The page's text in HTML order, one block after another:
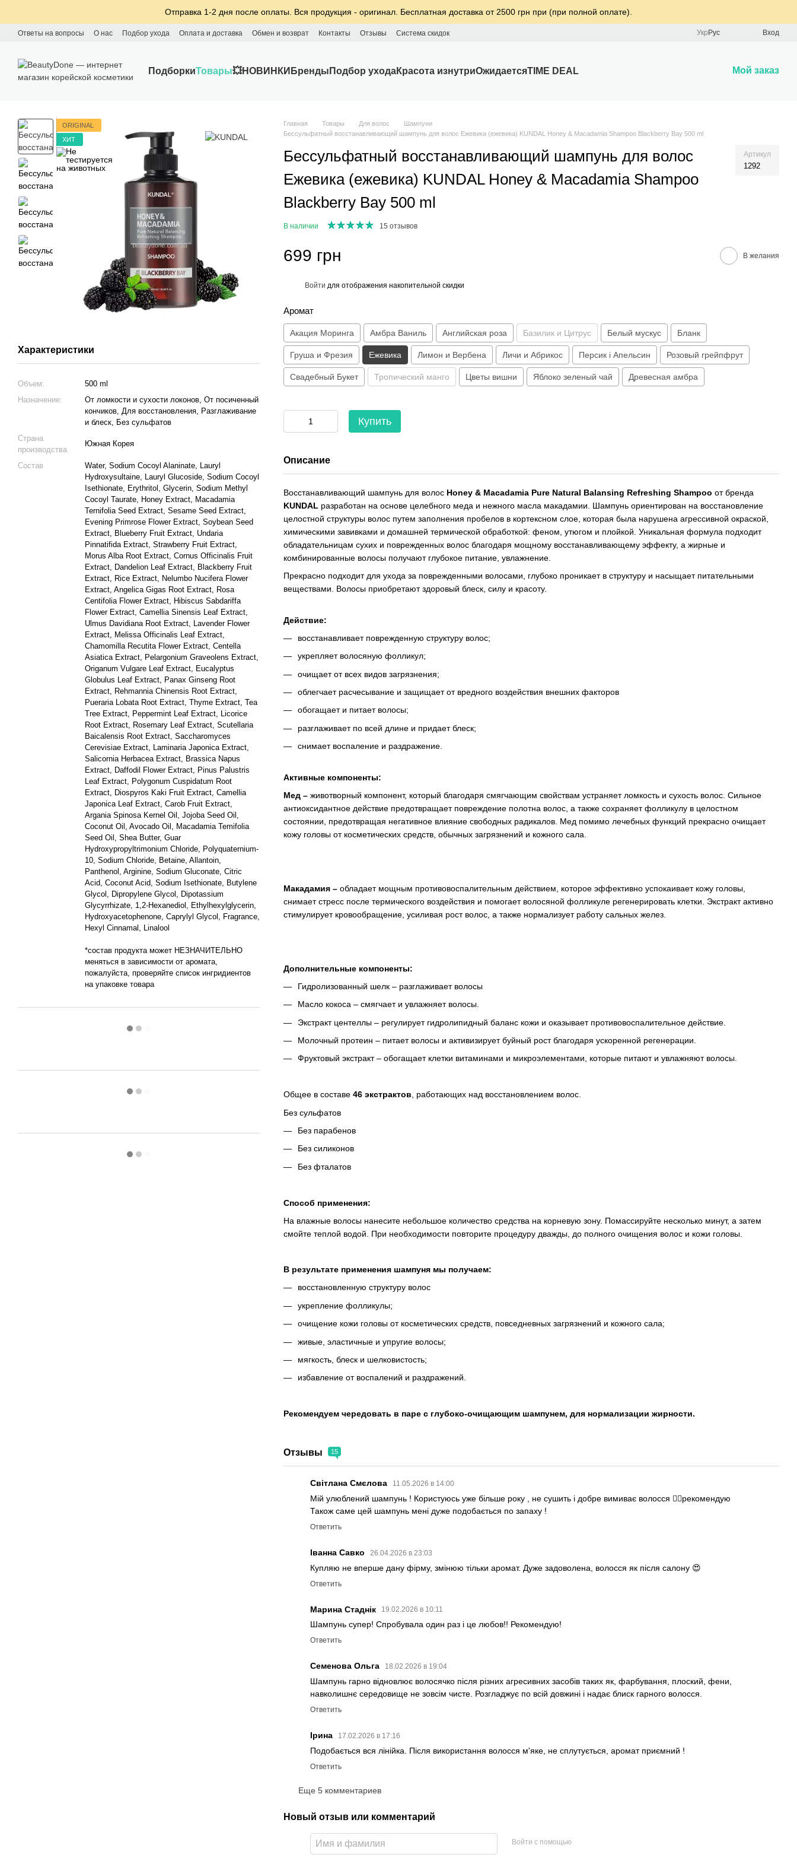
Отправка 1-2 дня после оплаты. Вся продукция - оригинал. Бесплатная доставка от 2500 грн при (при полной оплате).
Ответы на вопросы О нас Подбор ухода Оплата и доставка Обмен и возврат Контакты Отзывы Система скидок Укр Рус Вход
ПодборкиТовары💥НОВИНКИ Бренды Подбор уходаКрасота изнутриОжидаетсяTIME DEAL Мой заказ
ORIGINAL
ХИТ
Характеристики
Объем:
500 ml
Назначение:
От ломкости и сухости локонов, От посиченный
кончиков, Для восстановления, Разглаживание
и блеск, Без сульфатов
Страна
производства
Южная Корея
Состав
Water, Sodium Cocoyl Alaninate, Lauryl
Hydroxysultaine, Lauryl Glucoside, Sodium Cocoyl
Isethionate, Erythritol, Glycerin, Sodium Methyl
Cocoyl Taurate, Honey Extract, Macadamia
Ternifolia Seed Extract, Sesame Seed Extract,
Evening Primrose Flower Extract, Soybean Seed
Extract, Blueberry Fruit Extract, Undaria
Pinnatifida Extract, Strawberry Fruit Extract,
Morus Alba Root Extract, Cornus Officinalis Fruit
Extract, Dandelion Leaf Extract, Blackberry Fruit
Extract, Rice Extract, Nelumbo Nucifera Flower
Extract, Angelica Gigas Root Extract, Rosa
Centifolia Flower Extract, Hibiscus Sabdariffa
Flower Extract, Camellia Sinensis Leaf Extract,
Ulmus Davidiana Root Extract, Lavender Flower
Extract, Melissa Officinalis Leaf Extract,
Chamomilla Recutita Flower Extract, Centella
Asiatica Extract, Pelargonium Graveolens Extract,
Origanum Vulgare Leaf Extract, Eucalyptus
Globulus Leaf Extract, Panax Ginseng Root
Extract, Rehmannia Chinensis Root Extract,
Pueraria Lobata Root Extract, Thyme Extract, Tea
Tree Extract, Peppermint Leaf Extract, Licorice
Root Extract, Rosemary Leaf Extract, Scutellaria
Baicalensis Root Extract, Saccharomyces
Cerevisiae Extract, Laminaria Japonica Extract,
Salicornia Herbacea Extract, Brassica Napus
Extract, Daffodil Flower Extract, Pinus Palustris
Leaf Extract, Polygonum Cuspidatum Root
Extract, Diospyros Kaki Fruit Extract, Camellia
Japonica Leaf Extract, Carob Fruit Extract,
Argania Spinosa Kernel Oil, Jojoba Seed Oil,
Coconut Oil, Avocado Oil, Macadamia Temifolia
Seed Oil, Shea Butter, Guar
Hydroxypropyltrimonium Chloride, Polyquaternium-
10, Sodium Chloride, Betaine, Allantoin,
Panthenol, Arginine, Sodium Gluconate, Citric
Acid, Coconut Acid, Sodium Isethionate, Butylene
Glycol, Dipropylene Glycol, Dipotassium
Glycyrrhizate, 1,2-Hexanediol, Ethylhexylglycerin,
Hydroxyacetophenone, Caprylyl Glycol, Fragrance,
Hexyl Cinnamal, Linalool
*состав продукта может НЕЗНАЧИТЕЛЬНО
меняться в зависимости от аромата,
пожалуйста, проверяйте список ингридиентов
на упаковке товара
Главная Товары Для волос
Шампуни
Бессульфатный восстанавливающий шампунь для волос Ежевика (ежевика) KUNDAL Honey & Macadamia Shampoo Blackberry Bay 500 ml
Бессульфатный восстанавливающий шампунь для волос
Ежевика (ежевика) KUNDAL Honey & Macadamia Shampoo
Blackberry Bay 500 ml
Артикул
1292
В наличии 15 отзывов
699 грн В желания
Войти для отображения накопительной скидки
Аромат
Акация Моринга Амбра Ваниль Английская роза Базилик и Цитрус Белый мускус Бланк
Груша и Фрезия Ежевика Лимон и Вербена Личи и Абрикос Персик і Апельсин Розовый грейпфрут
Свадебный Букет Тропический манго Цветы вишни Яблоко зеленый чай Древесная амбра
Купить
Описание
Восстанавливающий шампунь для волос Honey & Macadamia Pure Natural Balansing Refreshing Shampoo от бренда
KUNDAL разработан на основе целебного меда и нежного масла макадамии. Шампунь ориентирован на восстановление
целостной структуры волос путем заполнения пробелов в кортексном слое, которая была нарушена агрессивной окраской,
химическими завивками и домашней термической обработкой: феном, утюгом и плойкой. Уникальная формула подходит
обладательницам сухих и поврежденных волос благодаря мощному восстанавливающему эффекту, а жирные и
комбинированные волосы получают глубокое питание, увлажнение.
Прекрасно подходит для ухода за поврежденными волосами, глубоко проникает в структуру и насыщает питательными
веществами. Волосы приобретают здоровый блеск, силу и красоту.
Действие:
восстанавливает поврежденную структуру волос;
укрепляет волосяную фолликул;
очищает от всех видов загрязнения;
облегчает расчесывание и защищает от вредного воздействия внешних факторов
обогащает и питает волосы;
разглаживает по всей длине и придает блеск;
снимает воспаление и раздражение.
Активные компоненты:
Мед – животворный компонент, который благодаря смягчающим свойствам устраняет ломкость и сухость волос. Сильное
антиоксидантное действие предотвращает повреждение полотна волос, а также сохраняет фолликулу в целостном
состоянии, предотвращая негативное влияние свободных радикалов. Мед помимо лечебных функций прекрасно очищает
кожу головы от косметических средств, обычных загрязнений и кожного сала.
Макадамия – обладает мощным противовоспалительным действием, которое эффективно успокаивает кожу головы,
снимает стресс после термического воздействия и помогает волосяной фолликуле регенерировать клетки. Экстракт активно
стимулирует кровообращение, усиливая рост волос, а также нормализует работу сальных желез.
Дополнительные компоненты:
Гидролизованный шелк – разглаживает волосы
Масло кокоса – смягчает и увлажняет волосы.
Экстракт центеллы – регулирует гидролипидный баланс кожи и оказывает противовоспалительное действие.
Молочный протеин – питает волосы и активизирует буйный рост благодаря ускоренной регенерации.
Фруктовый экстракт – обогащает клетки витаминами и микроэлементами, которые питают и увлажняют волосы.
Общее в составе 46 экстрактов, работающих над восстановлением волос.
Без сульфатов
Без парабенов
Без силиконов
Без фталатов
Способ применения:
На влажные волосы нанесите небольшое количество средства на корневую зону. Помассируйте несколько минут, а затем
смойте теплой водой. При необходимости повторите процедуру дважды, до полного очищения волос и кожи головы.
В результате применения шампуня мы получаем:
восстановленную структуру волос
укрепление фолликулы;
очищение кожи головы от косметических средств, повседневных загрязнений и кожного сала;
живые, эластичные и упругие волосы;
мягкость, блеск и шелковистость;
избавление от воспалений и раздражений.
Рекомендуем чередовать в паре с глубоко-очищающим шампунем, для нормализации жирности.
Отзывы 15
Світлана Смєлова 11.05.2026 в 14:00
Мій улюблений шампунь ! Користуюсь уже більше року , не сушить і добре вимиває волосся 👍🏻рекомендую
Також саме цей шампунь мені дуже подобається по запаху !
Ответить
Іванна Савко 26.04.2026 в 23:03
Купляю не вперше дану фірму, змінюю тільки аромат. Дуже задоволена, волосся як після салону 😍
Ответить
Марина Стаднік 19.02.2026 в 10:11
Шампунь супер! Спробувала один раз і це любов!! Рекомендую!
Ответить
Семенова Ольга 18.02.2026 в 19:04
Шампунь гарно відновлює волосячко після різних агресивних засобів таких як, фарбування, плоский, фени,
навколишнє середовище не зовсім чисте. Розгладжує по всій довжині і надає блиск гарного волосся.
Ответить
Ірина 17.02.2026 в 17:16
Подобається вся лінійка. Після використання волосся м'яке, не сплутується, аромат приємний !
Ответить
Еще 5 комментариев
Новый отзыв или комментарий
Войти с помощью